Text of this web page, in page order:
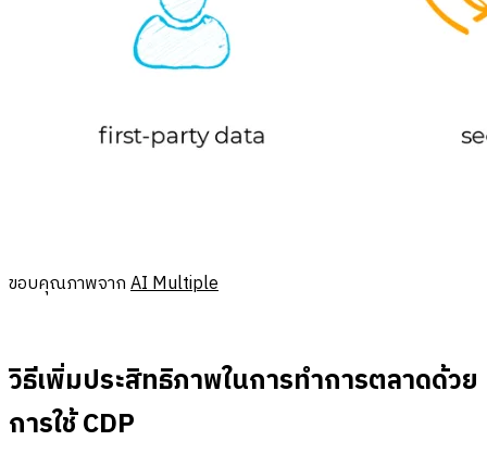
ขอบคุณภาพจากAI Multiple
วิธีเพิ่มประสิทธิภาพในการทำการตลาดด้วย
การใช้ CDP